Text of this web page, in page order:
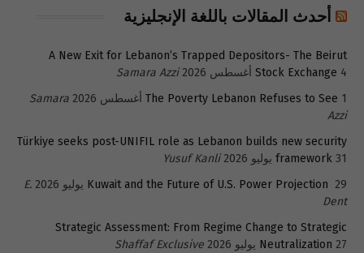
أحدث المقالات باللغة الإنجليزية
A New Exit for Lebanon’s Trapped Depositors- The Beirut
Stock Exchange 4 أغسطس 2026
Samara Azzi
The Poverty Lebanon Refuses to See 1 أغسطس 2026
Samara
Azzi
Türkiye seeks post-UNIFIL role as Lebanon builds new security
framework 31 يوليو 2026
Yusuf Kanli
Kuwait and the Future of U.S. Power Projection 29 يوليو 2026
E.
Dent
Strategic Assessment: From Regime Change to Strategic
Neutralization 27 يوليو 2026 Shaffaf Exclusive